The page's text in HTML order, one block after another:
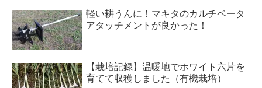
軽い耕うんに！マキタのカルチベータ
アタッチメントが良かった！
【栽培記録】温暖地でホワイト六片を
育てて収穫しました（有機栽培）